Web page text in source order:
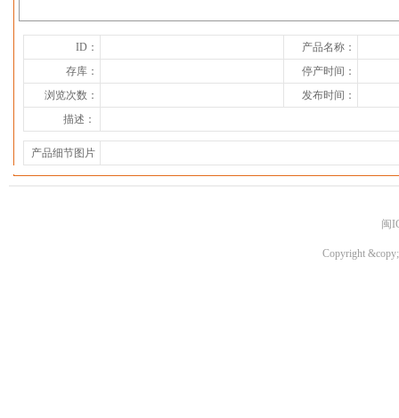
ID：
产品名称：
存库：
停产时间：
浏览次数：
发布时间：
描述：
产品细节图片
闽
Copyright